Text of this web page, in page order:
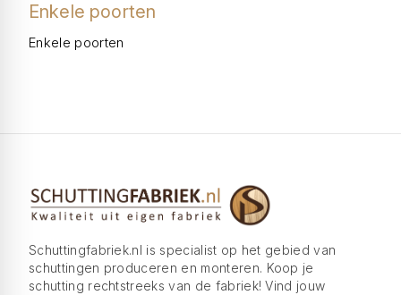
Enkele poorten
Enkele poorten
Schuttingfabriek.nl is specialist op het gebied van
schuttingen produceren en monteren. Koop je
schutting rechtstreeks van de fabriek! Vind jouw